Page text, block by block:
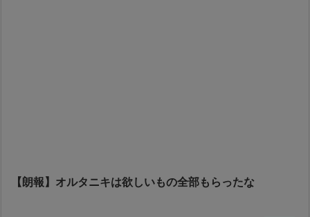
【朗報】オルタニキは欲しいもの全部もらったな